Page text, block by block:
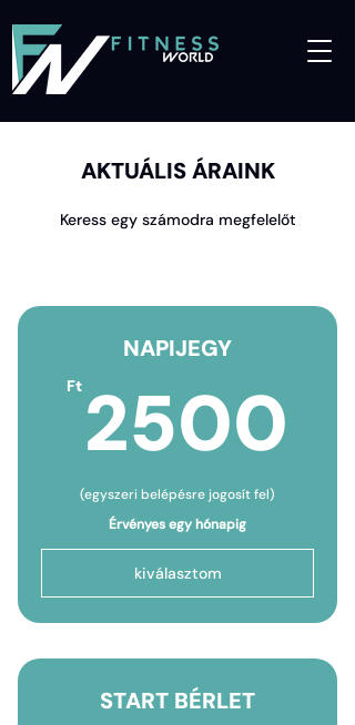
AKTUÁLIS ÁRAINK
Keress egy számodra megfelelőt
NAPIJEGY
Ft 2500
(egyszeri belépésre jogosít fel)
Érvényes egy hónapig
kiválasztom
START BÉRLET